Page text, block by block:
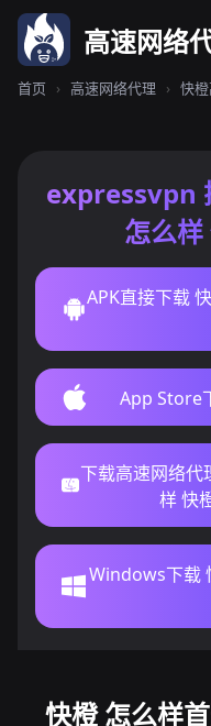
高速网络
首页 › 高速网络代理 › 快
expressvpn
怎么
APK直接下载
App Store
下载高速网络代
样 快
Windows下载
快橙 怎么样